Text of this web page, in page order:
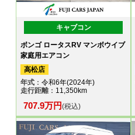
キャブコン
ボンゴ ロータスRV マンボウイブ
家庭用エアコン
高松店
年式 ：令和6年(2024年)
走行距離：11,350km
707.9万円(税込)